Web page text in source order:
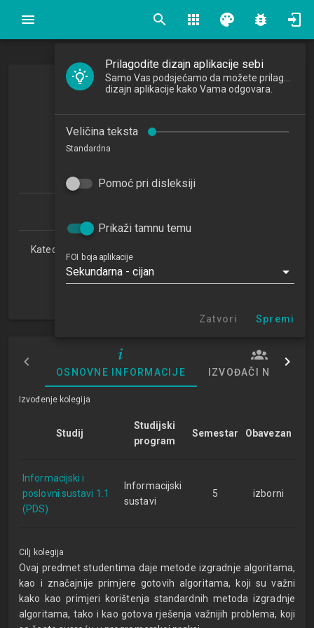
search apps palette bug_report
Algoritmi
Algorithms
2013/2014
Katedra za teorijske i primijenjene osnove informacijskih
znanosti
RI
OSNOVNE INFORMACIJE IZVOĐAČI NASTAVE
Izvođenje kolegija
Studij
Studijski
program
Semestar Obavezan
Informacijski i
poslovni sustavi 1.1
(PDS)
Informacijski
sustavi
5 izborni
Cilj kolegija
Ovaj predmet studentima daje metode izgradnje algoritama,
kao i značajnije primjere gotovih algoritama, koji su važni
kako kao primjeri korištenja standardnih metoda izgradnje
algoritama, tako i kao gotova rješenja važnijih problema, koji
Prilagodite dizajn aplikacije sebi
dizajn aplikacije kako Vama odgovara.
Veličina teksta
Standardna
Pomoć pri disleksiji
Prikaži tamnu temu
FOI boja aplikacije
Sekundarna - cijan
Zatvori Spremi